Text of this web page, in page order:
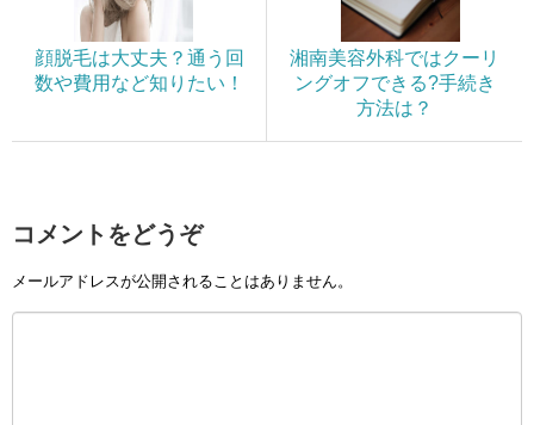
顔脱毛は大丈夫？通う回
数や費用など知りたい！
湘南美容外科ではクーリ
ングオフできる?手続き
方法は？
コメントをどうぞ
メールアドレスが公開されることはありません。